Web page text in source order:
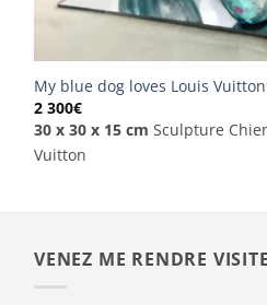
My blue dog loves Louis Vuitton
2 300€
30 x 30 x 15 cm Sculpture
Vuitton
VENEZ ME RENDRE